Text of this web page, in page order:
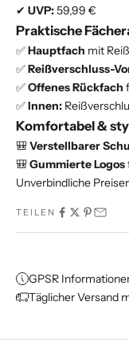
✔ UVP:59,99 €
Praktische
✅Hauptfach mit
✅Reißverschluss-
✅Offenes Rückfach
✅Innen:
Komfortabel &
🎒Verstellbarer
🎒Gummierte Logos
Unverbindliche
TEILEN
GPSR
Täglicher Versand